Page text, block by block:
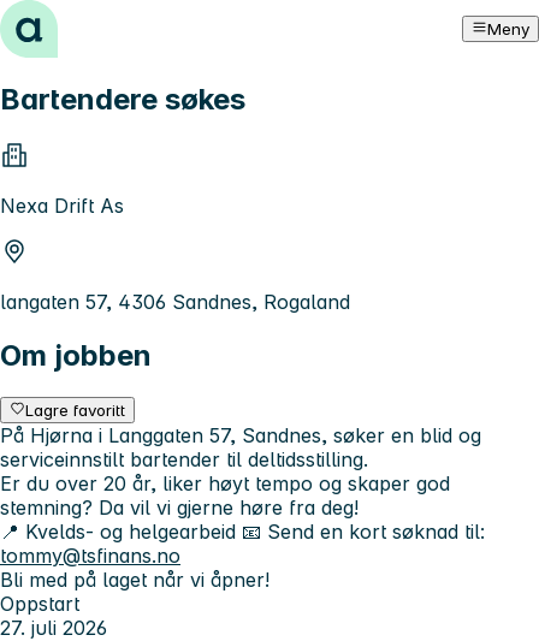
Hopp til innhold Meny
Bartendere søkes
Nexa Drift As
langaten 57, 4306 Sandnes, Rogaland
Om jobben
Lagre favoritt
På Hjørna i Langgaten 57, Sandnes, søker en blid og
serviceinnstilt bartender til deltidsstilling.
Er du over 20 år, liker høyt tempo og skaper god
stemning? Da vil vi gjerne høre fra deg!
📍 Kvelds- og helgearbeid 📧 Send en kort søknad til:
tommy@tsfinans.no
Bli med på laget når vi åpner!
Oppstart
27. juli 2026